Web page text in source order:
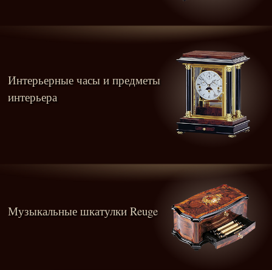
Интерьерные часы и предметы
интерьера
Музыкальные шкатулки Reuge